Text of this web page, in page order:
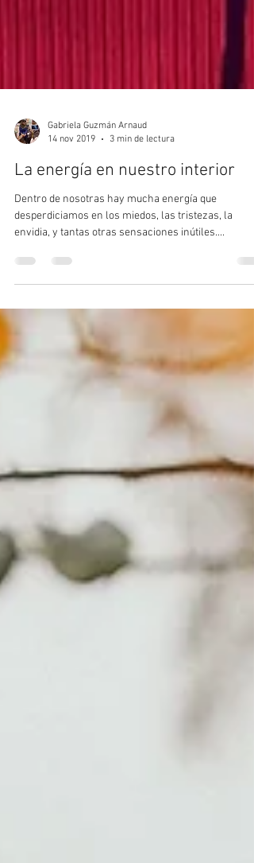
Gabriela Guzmán Arnaud
14 nov 2019
3 min de lectura
La energía en nuestro interior
Dentro de nosotras hay mucha energía que
desperdiciamos en los miedos, las tristezas, la